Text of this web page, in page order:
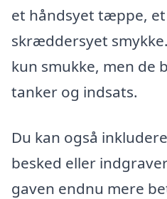
et håndsyet tæppe,
skræddersyet
kun smukke, men de
tanker og indsats.
Du kan også
besked eller
gaven endnu mere